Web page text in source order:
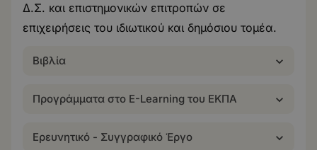
Δ.Σ. και επιστημονικών επιτροπών σε
επιχειρήσεις του ιδιωτικού και δημόσιου τομέα.
Βιβλία
Προγράμματα στο E-Learning του ΕΚΠΑ
Ερευνητικό - Συγγραφικό Έργο